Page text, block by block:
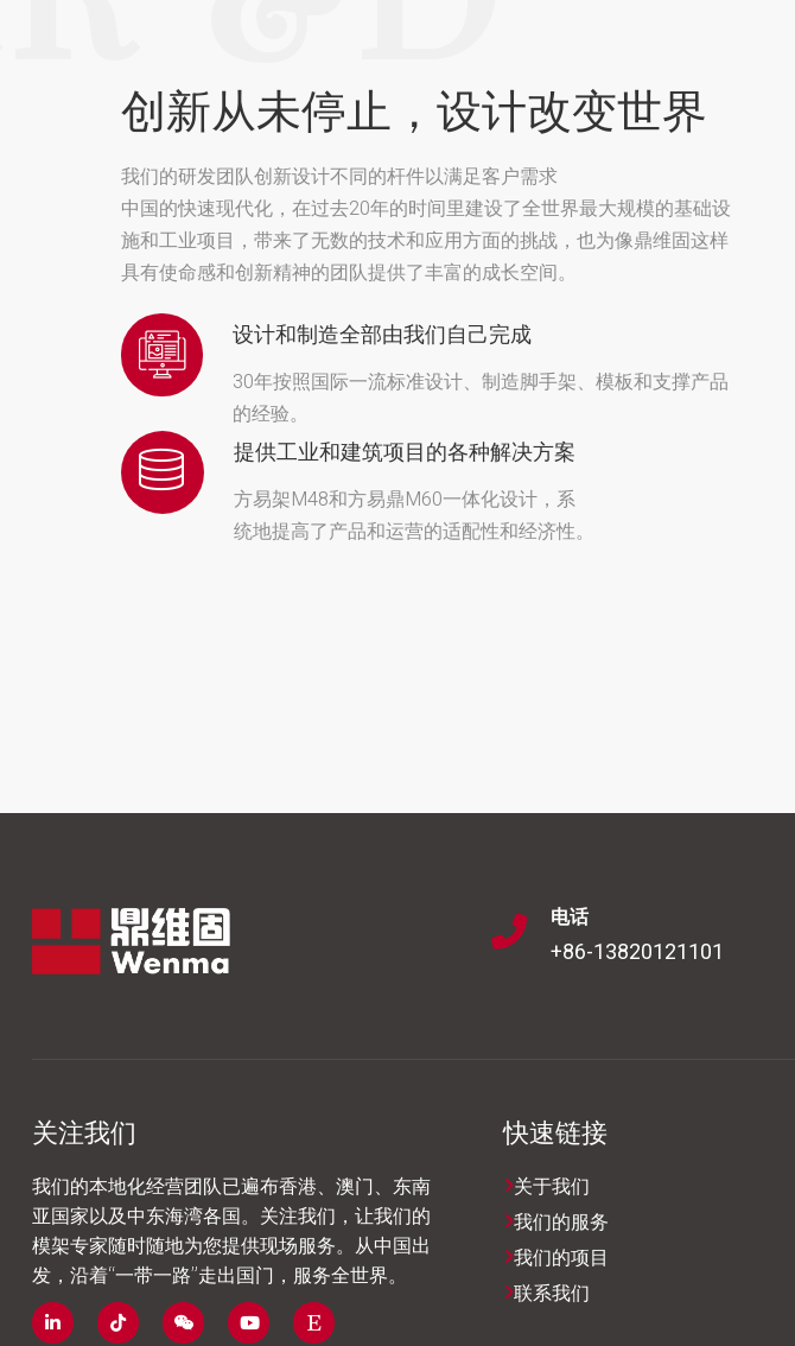
创新从未停止，设计改变世界
我们的研发团队创新设计不同的杆件以满足客户需求
中国的快速现代化，在过去20年的时间里建设了全世界最大规模的基础设
施和工业项目，带来了无数的技术和应用方面的挑战，也为像鼎维固这样
具有使命感和创新精神的团队提供了丰富的成长空间。
设计和制造全部由我们自己完成
30年按照国际一流标准设计、制造脚手架、模板和支撑产品
的经验。
提供工业和建筑项目的各种解决方案
方易架M48和方易鼎M60一体化设计，系
统地提高了产品和运营的适配性和经济性。
电话
+86-13820121101
关注我们
我们的本地化经营团队已遍布香港、澳门、东南
亚国家以及中东海湾各国。关注我们，让我们的
模架专家随时随地为您提供现场服务。从中国出
发，沿着“一带一路”走出国门，服务全世界。
快速链接
关于我们
我们的服务
我们的项目
联系我们